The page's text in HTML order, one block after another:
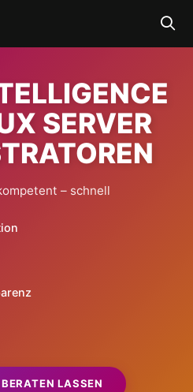
SERVER
– schnell
LASSEN